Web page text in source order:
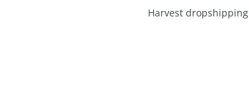
Harvest dropshipping